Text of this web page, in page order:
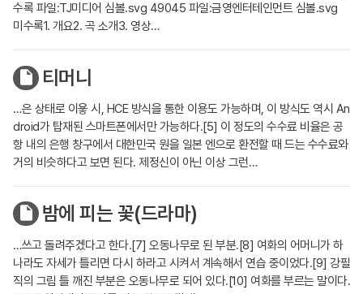
수록 파일:TJ미디어 심볼.svg 49045 파일:금영엔터테인먼트 심볼.svg
미수록1. 개요2. 곡 소개3. 영상…
티머니
…은 상태로 이욯 시, HCE 방식을 통한 이용도 가능하며, 이 방식도 역시 An
droid가 탑재된 스마트폰에서만 가능하다.[5] 이 정도의 수수료 비율은 공
항 내의 은행 창구에서 대한민국 원을 일본 엔으로 환전할 때 드는 수수료와
거의 비슷하다고 보면 된다. 제정신이 아닌 이상 그런…
밤에 피는 꽃(드라마)
…쓰고 돌려주겠다고 한다.[7] 오동나무로 된 부분.[8] 여화의 어머니가 하
나라도 자세가 틀리면 다시 하라고 시켜서 계속해서 연습 중이었다.[9] 강필
직의 그림 틀 깨진 부분은 오동나무로 되어 있다.[10] 여화를 부르는 말이다.